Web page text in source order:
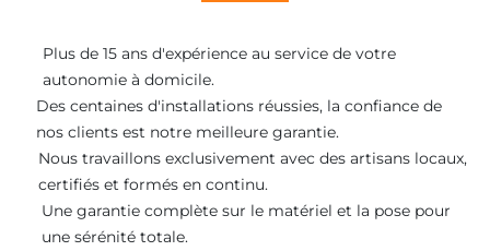
Plus de 15 ans d'expérience au service de votre
autonomie à domicile.
Des centaines d'installations réussies, la confiance de
nos clients est notre meilleure garantie.
Nous travaillons exclusivement avec des artisans locaux,
certifiés et formés en continu.
Une garantie complète sur le matériel et la pose pour
une sérénité totale.